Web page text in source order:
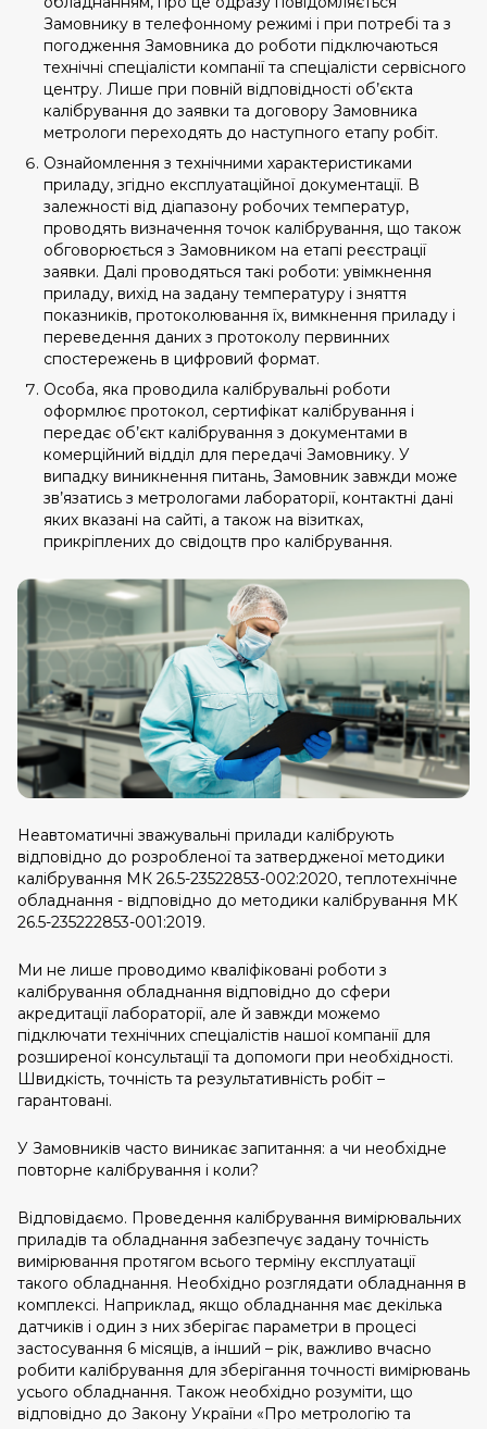
Замовнику в телефонному режимі і при потребі та з
погодження Замовника до роботи підключаються
технічні спеціалісти компанії та спеціалісти сервісного
центру. Лише при повній відповідності об’єкта
калібрування до заявки та договору Замовника
метрологи переходять до наступного етапу робіт.
Ознайомлення з технічними характеристиками
приладу, згідно експлуатаційної документації. В
залежності від діапазону робочих температур,
проводять визначення точок калібрування, що також
обговорюється з Замовником на етапі реєстрації
заявки. Далі проводяться такі роботи: увімкнення
приладу, вихід на задану температуру і зняття
показників, протоколювання їх, вимкнення приладу і
переведення даних з протоколу первинних
спостережень в цифровий формат.
Особа, яка проводила калібрувальні роботи
оформлює протокол, сертифікат калібрування і
передає об’єкт калібрування з документами в
комерційний відділ для передачі Замовнику. У
випадку виникнення питань, Замовник завжди може
зв’язатись з метрологами лабораторії, контактні дані
яких вказані на сайті, а також на візитках,
прикріплених до свідоцтв про калібрування.
Неавтоматичні зважувальні прилади калібрують
відповідно до розробленої та затвердженої методики
калібрування МК 26.5-23522853-002:2020, теплотехнічне
обладнання - відповідно до методики калібрування МК
26.5-235222853-001:2019.
Ми не лише проводимо кваліфіковані роботи з
калібрування обладнання відповідно до сфери
акредитації лабораторії, але й завжди можемо
підключати технічних спеціалістів нашої компанії для
розширеної консультації та допомоги при необхідності.
Швидкість, точність та результативність робіт –
гарантовані.
У Замовників часто виникає запитання: а чи необхідне
повторне калібрування і коли?
Відповідаємо. Проведення калібрування вимірювальних
приладів та обладнання забезпечує задану точність
вимірювання протягом всього терміну експлуатації
такого обладнання. Необхідно розглядати обладнання в
комплексі. Наприклад, якщо обладнання має декілька
датчиків і один з них зберігає параметри в процесі
застосування 6 місяців, а інший – рік, важливо вчасно
робити калібрування для зберігання точності вимірювань
усього обладнання. Також необхідно розуміти, що
відповідно до Закону України «Про метрологію та